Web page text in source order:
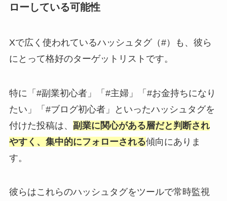
ローしている可能性
Xで広く使われているハッシュタグ（#）も、彼ら
にとって格好のターゲットリストです。
特に「#副業初心者」「#主婦」「#お金持ちになり
たい」「#ブログ初心者」といったハッシュタグを
付けた投稿は、 副業に関心がある層だと判断され
やすく、集中的にフォローされる傾向にありま
す。
彼らはこれらのハッシュタグをツールで常時監視